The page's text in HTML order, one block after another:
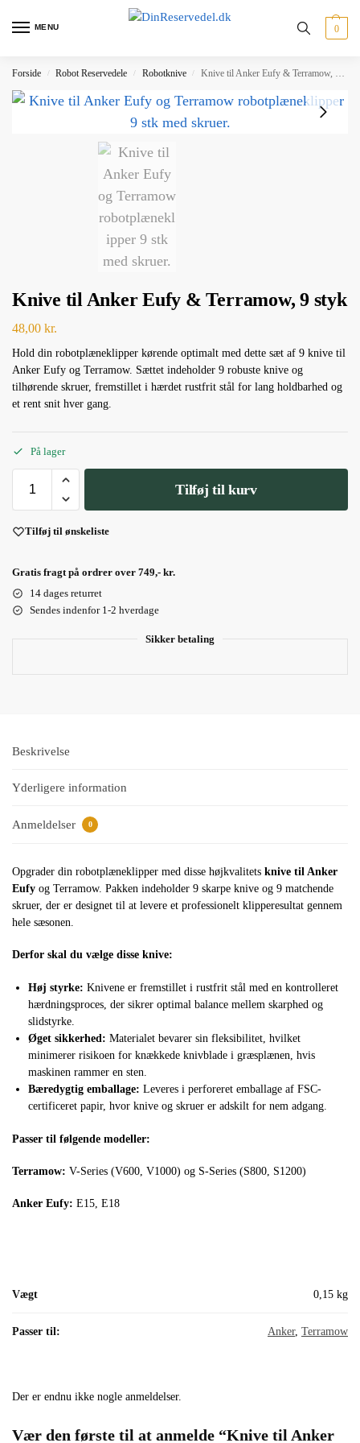
MENU 0
Forside / Robot Reservedele / Robotknive / Knive til Anker Eufy & Terramow, 9 styk
Knive til Anker Eufy & Terramow, 9 styk
48,00 kr.
Hold din robotplæneklipper kørende optimalt med dette sæt af 9 knive til
Anker Eufy og Terramow. Sættet indeholder 9 robuste knive og
tilhørende skruer, fremstillet i hærdet rustfrit stål for lang holdbarhed og
et rent snit hver gang.
På lager
Tilføj til kurv
Tilføj til ønskeliste
Gratis fragt på ordrer over 749,- kr.
14 dages returret
Sendes indenfor 1-2 hverdage
Sikker betaling
Beskrivelse
Yderligere information
Anmeldelser 0
Opgrader din robotplæneklipper med disse højkvalitets knive til Anker
Eufy og Terramow. Pakken indeholder 9 skarpe knive og 9 matchende
skruer, der er designet til at levere et professionelt klipperesultat gennem
hele sæsonen.
Derfor skal du vælge disse knive:
Høj styrke: Knivene er fremstillet i rustfrit stål med en kontrolleret
hærdningsproces, der sikrer optimal balance mellem skarphed og
slidstyrke.
Øget sikkerhed: Materialet bevarer sin fleksibilitet, hvilket
minimerer risikoen for knækkede knivblade i græsplænen, hvis
maskinen rammer en sten.
Bæredygtig emballage: Leveres i perforeret emballage af FSC-
certificeret papir, hvor knive og skruer er adskilt for nem adgang.
Passer til følgende modeller:
Terramow: V-Series (V600, V1000) og S-Series (S800, S1200)
Anker Eufy: E15, E18
Vægt 0,15 kg
Passer til: Anker, Terramow
Der er endnu ikke nogle anmeldelser.
Vær den første til at anmelde “Knive til Anker